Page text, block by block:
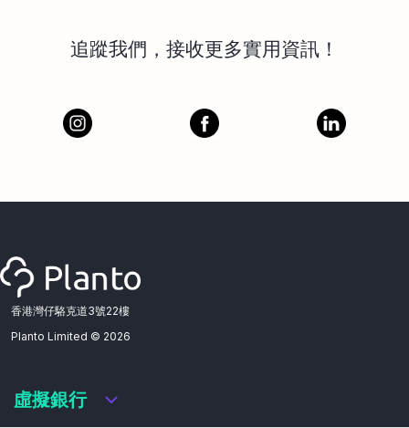
追蹤我們，接收更多實用資訊！
香港灣仔駱克道3號22樓
Planto Limited © 2026
虛擬銀行